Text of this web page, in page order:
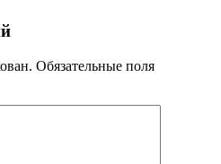
Обязательные поля